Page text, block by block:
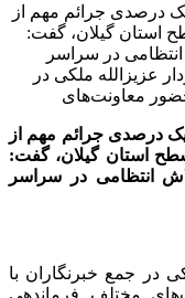
درصدی جرائم مهم از
استان گیلان، گفت:
در سراسر
عزیزالله ملکی در
حضور معاونت‌های
یک درصدی جرائم مهم از
استان گیلان، گفت:
انتظامی در سراسر
در جمع خبرنگاران با
مختلف فرماندهی